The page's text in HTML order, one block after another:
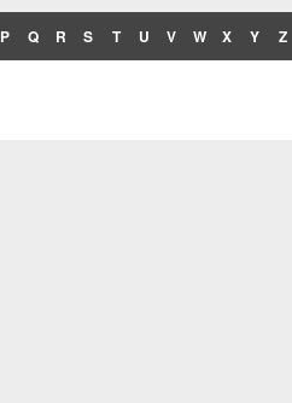
P Q R S T U V W X Y Z